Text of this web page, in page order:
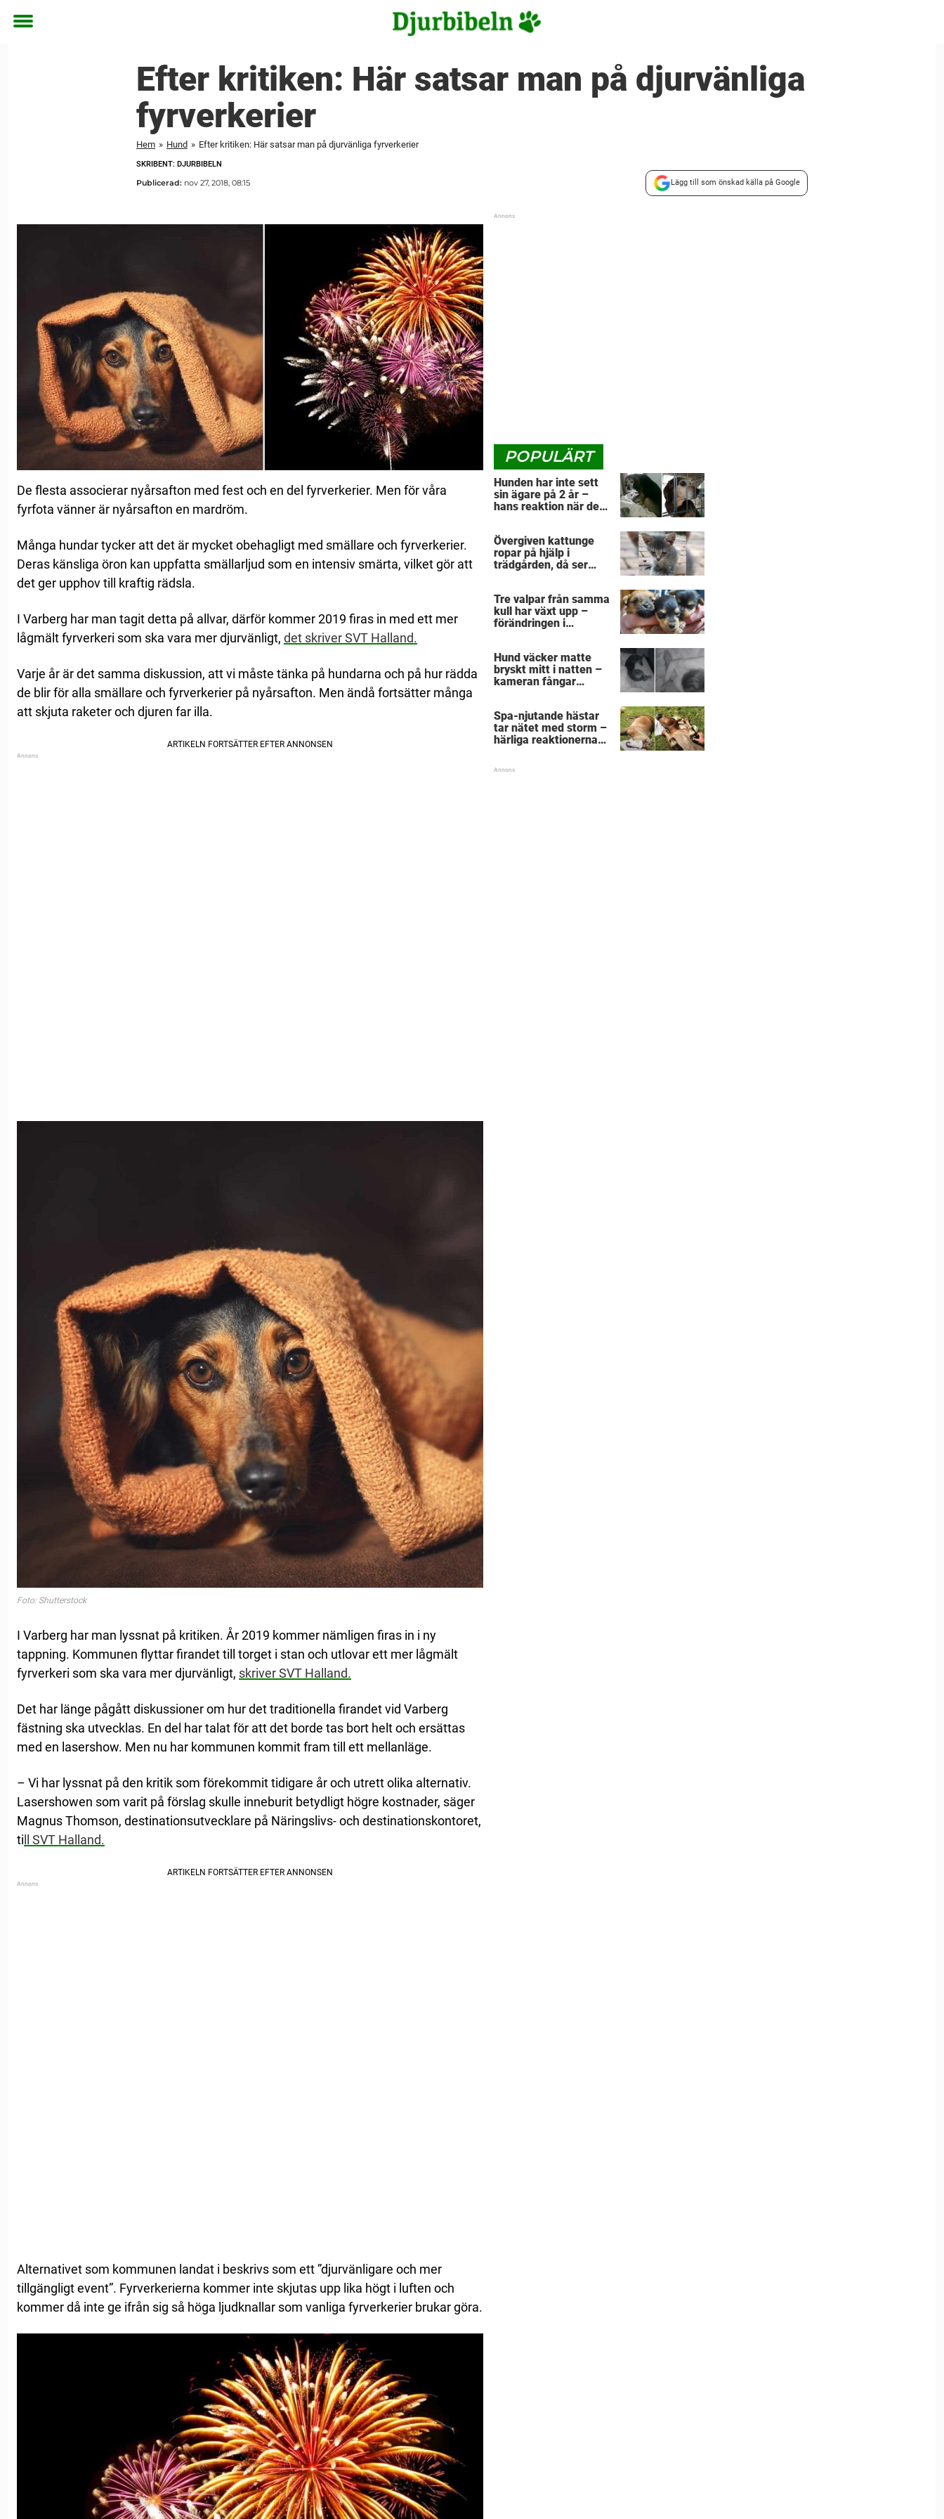
Toggle
Efter kritiken: Här satsar man på djurvänliga
fyrverkerier
Hem » Hund » Efter kritiken: Här satsar man på djurvänliga fyrverkerier
SKRIBENT: DJURBIBELN
Publicerad: nov 27, 2018, 08:15 Lägg till som önskad källa på Google
De flesta associerar nyårsafton med fest och en del fyrverkerier. Men för våra
fyrfota vänner är nyårsafton en mardröm.
Många hundar tycker att det är mycket obehagligt med smällare och fyrverkerier.
Deras känsliga öron kan uppfatta smällarljud som en intensiv smärta, vilket gör att
det ger upphov till kraftig rädsla.
I Varberg har man tagit detta på allvar, därför kommer 2019 firas in med ett mer
lågmält fyrverkeri som ska vara mer djurvänligt, det skriver SVT Halland.
Varje år är det samma diskussion, att vi måste tänka på hundarna och på hur rädda
de blir för alla smällare och fyrverkerier på nyårsafton. Men ändå fortsätter många
att skjuta raketer och djuren far illa.
Foto: Shutterstock
I Varberg har man lyssnat på kritiken. År 2019 kommer nämligen firas in i ny
tappning. Kommunen flyttar firandet till torget i stan och utlovar ett mer lågmält
fyrverkeri som ska vara mer djurvänligt, skriver SVT Halland.
Det har länge pågått diskussioner om hur det traditionella firandet vid Varberg
fästning ska utvecklas. En del har talat för att det borde tas bort helt och ersättas
med en lasershow. Men nu har kommunen kommit fram till ett mellanläge.
– Vi har lyssnat på den kritik som förekommit tidigare år och utrett olika alternativ.
Lasershowen som varit på förslag skulle inneburit betydligt högre kostnader, säger
Magnus Thomson, destinationsutvecklare på Näringslivs- och destinationskontoret,
ti ll SVT Halland.
Alternativet som kommunen landat i beskrivs som ett ”djurvänligare och mer
tillgängligt event”. Fyrverkerierna kommer inte skjutas upp lika högt i luften och
kommer då inte ge ifrån sig så höga ljudknallar som vanliga fyrverkerier brukar göra.
POPULÄRT
Hunden har inte sett
sin ägare på 2 år –
hans reaktion när de
Övergiven kattunge
ropar på hjälp i
trädgården, då ser
veterinären
Tre valpar från samma
kull har växt upp –
förändringen i
sig i ögonen
Hund väcker matte
bryskt mitt i natten –
kameran fångar
Spa-njutande hästar
tar nätet med storm –
härliga reaktionerna